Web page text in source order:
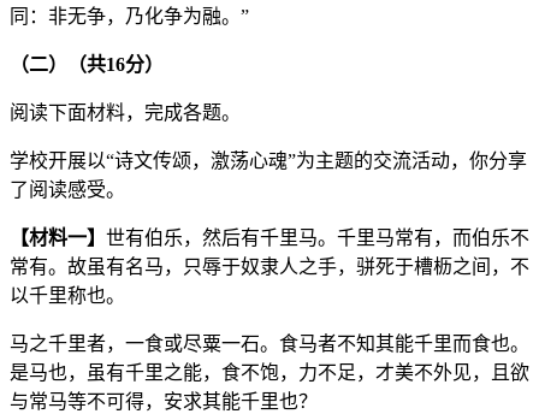
同：非无争，乃化争为融。”
（二）（共16分）
阅读下面材料，完成各题。
学校开展以“诗文传颂，激荡心魂”为主题的交流活动，你分享
了阅读感受。
【材料一】 世有伯乐，然后有千里马。千里马常有，而伯乐不
常有。故虽有名马，只辱于奴隶人之手，骈死于槽枥之间，不
以千里称也。
马之千里者，一食或尽粟一石。食马者不知其能千里而食也。
是马也，虽有千里之能，食不饱，力不足，才美不外见，且欲
与常马等不可得，安求其能千里也？